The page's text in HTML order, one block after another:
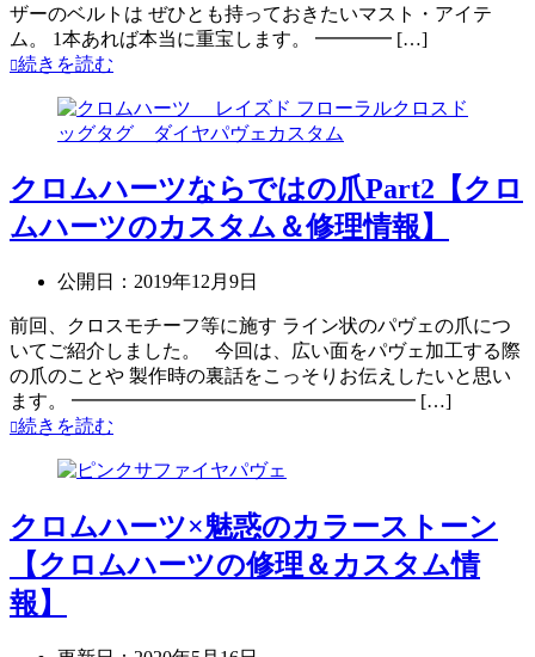
ザーのベルトは ぜひとも持っておきたいマスト・アイテ
ム。 1本あれば本当に重宝します。 ━━━━ […]
続きを読む
クロムハーツならではの爪Part2【クロ
ムハーツのカスタム＆修理情報】
公開日： 2019年12月9日
前回、クロスモチーフ等に施す ライン状のパヴェの爪につ
いてご紹介しました。 今回は、広い面をパヴェ加工する際
の爪のことや 製作時の裏話をこっそりお伝えしたいと思い
ます。 ━━━━━━━━━━━━━━━━━━ […]
続きを読む
クロムハーツ×魅惑のカラーストーン
【クロムハーツの修理＆カスタム情
報】